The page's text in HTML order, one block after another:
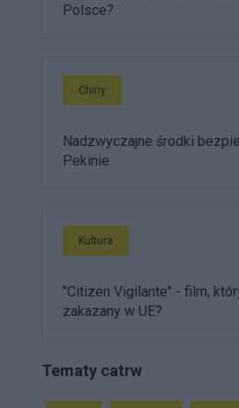
Polsce?
Chiny
Nadzwyczajne środki
Pekinie
Kultura
"Citizen Vigilante" - film,
zakazany w UE?
Tematy catrw